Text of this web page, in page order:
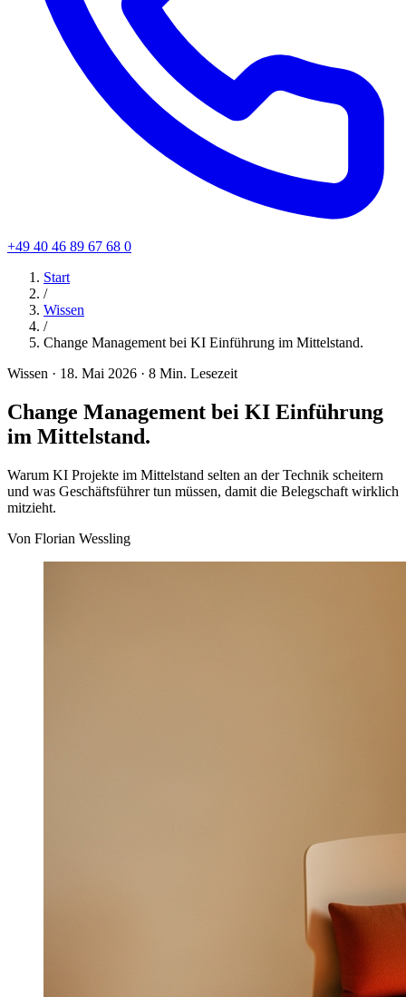
+49 40 46 89 67 68 0
Start
/
Wissen
/
Change Management bei KI Einführung im Mittelstand.
Wissen · 18. Mai 2026 · 8 Min. Lesezeit
Change Management bei KI Einführung
im Mittelstand.
Warum KI Projekte im Mittelstand selten an der Technik scheitern
und was Geschäftsführer tun müssen, damit die Belegschaft wirklich
mitzieht.
Von Florian Wessling